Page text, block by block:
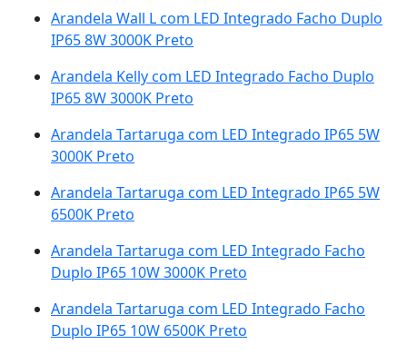
Arandela Wall L com LED Integrado Facho Duplo
IP65 8W 3000K Preto
Arandela Kelly com LED Integrado Facho Duplo
IP65 8W 3000K Preto
Arandela Tartaruga com LED Integrado IP65 5W
3000K Preto
Arandela Tartaruga com LED Integrado IP65 5W
6500K Preto
Arandela Tartaruga com LED Integrado Facho
Duplo IP65 10W 3000K Preto
Arandela Tartaruga com LED Integrado Facho
Duplo IP65 10W 6500K Preto